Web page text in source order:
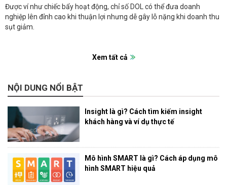
Được ví như chiếc bẩy hoạt động, chỉ số DOL có thể đưa doanh
nghiệp lên đỉnh cao khi thuận lợi nhưng dễ gây lỗ nặng khi doanh thu
sụt giảm.
Xem tất cả
NỘI DUNG NỔI BẬT
Insight là gì? Cách tìm kiếm insight
khách hàng và ví dụ thực tế
Mô hình SMART là gì? Cách áp dụng mô
hình SMART hiệu quả